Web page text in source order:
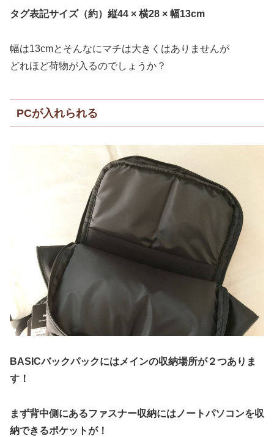
タグ表記サイズ（約）縦44 × 横28 × 幅13cm
幅は13cmとそんなにマチは大きくはありませんが
どれほど荷物が入るのでしょうか？
PCが入れられる
BASICバックパックにはメインの収納場所が２つありま
す！
まず背中側にあるファスナー収納にはノートパソコンを収
納できるポケットが！